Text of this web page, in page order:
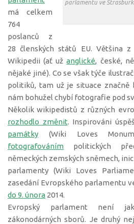
parlamentu ve
má celkem
764
poslanců z
28 členských států EU. Většina
Wikipedii (ať užanglické, české,
nějaké jiné). Co se však týče
politiků, tam už je situace značně
nám bohužel chybí fotografie pod
Několik wikipedistů z různých
rozhodlo změnit. Inspirováni
památky (Wiki Loves
fotografováním politických
německých zemských sněmech,
parlamenty (Wiki Loves
zasedání Evropského parlamentu
do 9. února 2014.
Evropský parlament není
zákonodárných sborů. Je druhý